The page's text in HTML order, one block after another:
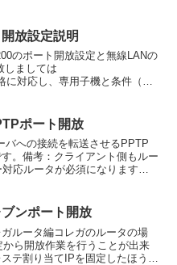
放設定説明
のポート開放設定と無線LANの
しましては
に対応し、専用子機と条件（電
ポート開放
バへの接続を転送させるPPTP
。備考：クライアント側もルー
応ルータが必須になります。
ンポート開放
ルータ編コレガのルータの場
ら開放作業を行うことが出来
テ割り当てIPを固定したほうが